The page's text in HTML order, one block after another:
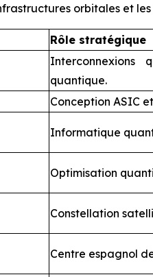
orbitales et
Rôle stratégique
Interconnexions
quantique.
Conception ASIC
Informatique
Optimisation
Constellation
Centre espagnol